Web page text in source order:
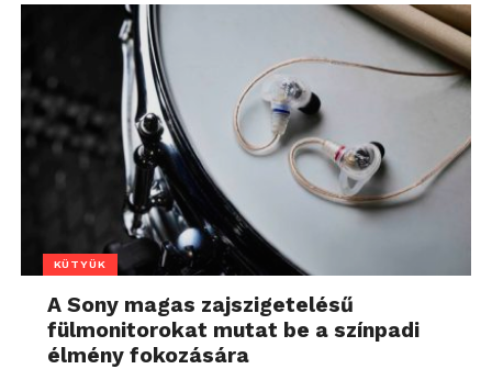
KÜTYÜK
A Sony magas zajszigetelésű
fülmonitorokat mutat be a színpadi
élmény fokozására